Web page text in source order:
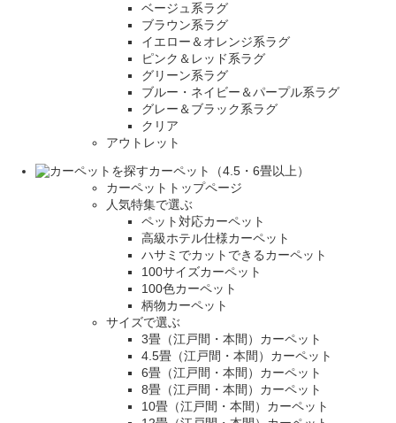
ベージュ系ラグ
ブラウン系ラグ
イエロー＆オレンジ系ラグ
ピンク＆レッド系ラグ
グリーン系ラグ
ブルー・ネイビー＆パープル系ラグ
グレー＆ブラック系ラグ
クリア
アウトレット
カーペット（4.5・6畳以上）
カーペットトップページ
人気特集で選ぶ
ペット対応カーペット
高級ホテル仕様カーペット
ハサミでカットできるカーペット
100サイズカーペット
100色カーペット
柄物カーペット
サイズで選ぶ
3畳（江戸間・本間）カーペット
4.5畳（江戸間・本間）カーペット
6畳（江戸間・本間）カーペット
8畳（江戸間・本間）カーペット
10畳（江戸間・本間）カーペット